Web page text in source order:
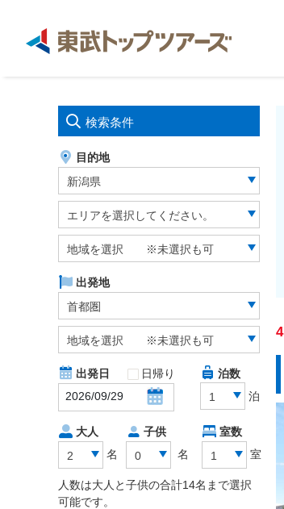
検索条件
目的地
新潟県
エリアを選択してください。
地域を選択 ※未選択も可
出発地
首都圏
地域を選択 ※未選択も可
出発日 日帰り
泊数
1
泊
大人
2
名
子供
0
名
室数
1
室
人数は大人と子供の合計14名まで選択
可能です。
4